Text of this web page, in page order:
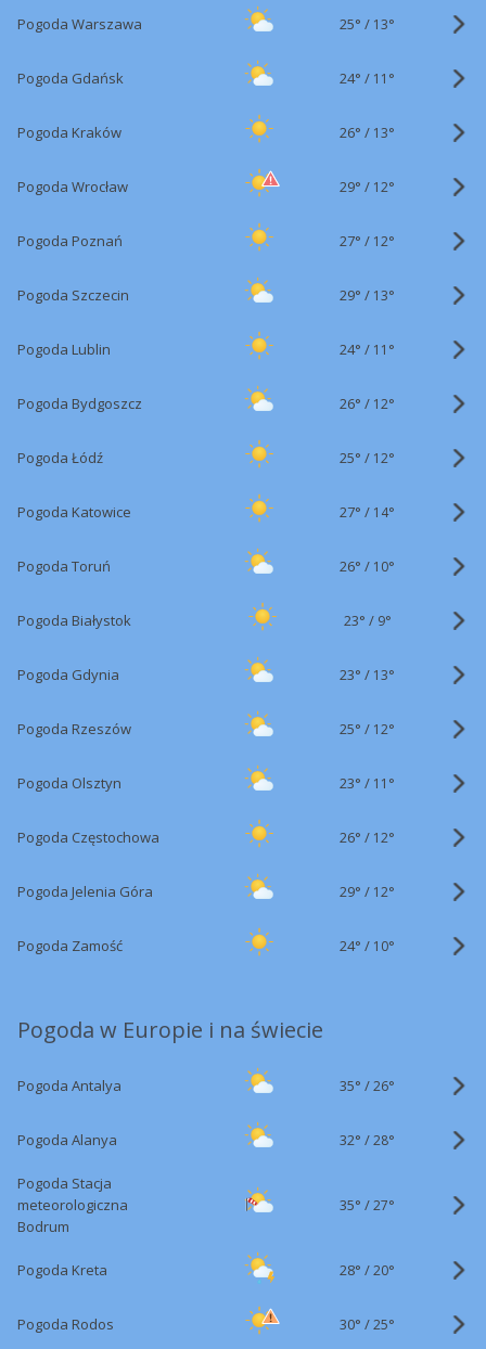
Pogoda Warszawa 25° / 13°
Pogoda Gdańsk 24° / 11°
Pogoda Kraków 26° / 13°
Pogoda Wrocław 29° / 12°
Pogoda Poznań 27° / 12°
Pogoda Szczecin 29° / 13°
Pogoda Lublin 24° / 11°
Pogoda Bydgoszcz 26° / 12°
Pogoda Łódź 25° / 12°
Pogoda Katowice 27° / 14°
Pogoda Toruń 26° / 10°
Pogoda Białystok 23° / 9°
Pogoda Gdynia 23° / 13°
Pogoda Rzeszów 25° / 12°
Pogoda Olsztyn 23° / 11°
Pogoda Częstochowa 26° / 12°
Pogoda Jelenia Góra 29° / 12°
Pogoda Zamość 24° / 10°
Pogoda w Europie i na świecie
Pogoda Antalya 35° /26°
Pogoda Alanya 32° /28°
Pogoda Stacja
meteorologiczna
Bodrum
35° /27°
Pogoda Kreta 28° /20°
Pogoda Rodos 30° /25°